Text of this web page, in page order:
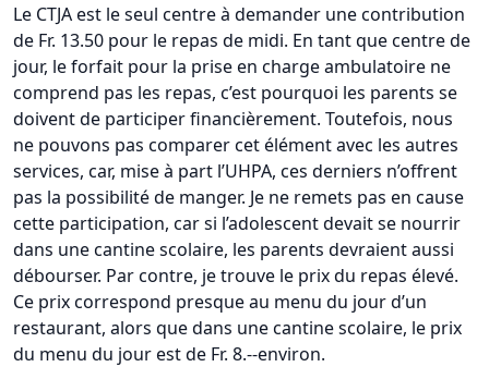
Le CTJA est le seul centre à demander une contribution
de Fr. 13.50 pour le repas de midi. En tant que centre de
jour, le forfait pour la prise en charge ambulatoire ne
comprend pas les repas, c’est pourquoi les parents se
doivent de participer financièrement. Toutefois, nous
ne pouvons pas comparer cet élément avec les autres
services, car, mise à part l’UHPA, ces derniers n’offrent
pas la possibilité de manger. Je ne remets pas en cause
cette participation, car si l’adolescent devait se nourrir
dans une cantine scolaire, les parents devraient aussi
débourser. Par contre, je trouve le prix du repas élevé.
Ce prix correspond presque au menu du jour d’un
restaurant, alors que dans une cantine scolaire, le prix
du menu du jour est de Fr. 8.--environ.